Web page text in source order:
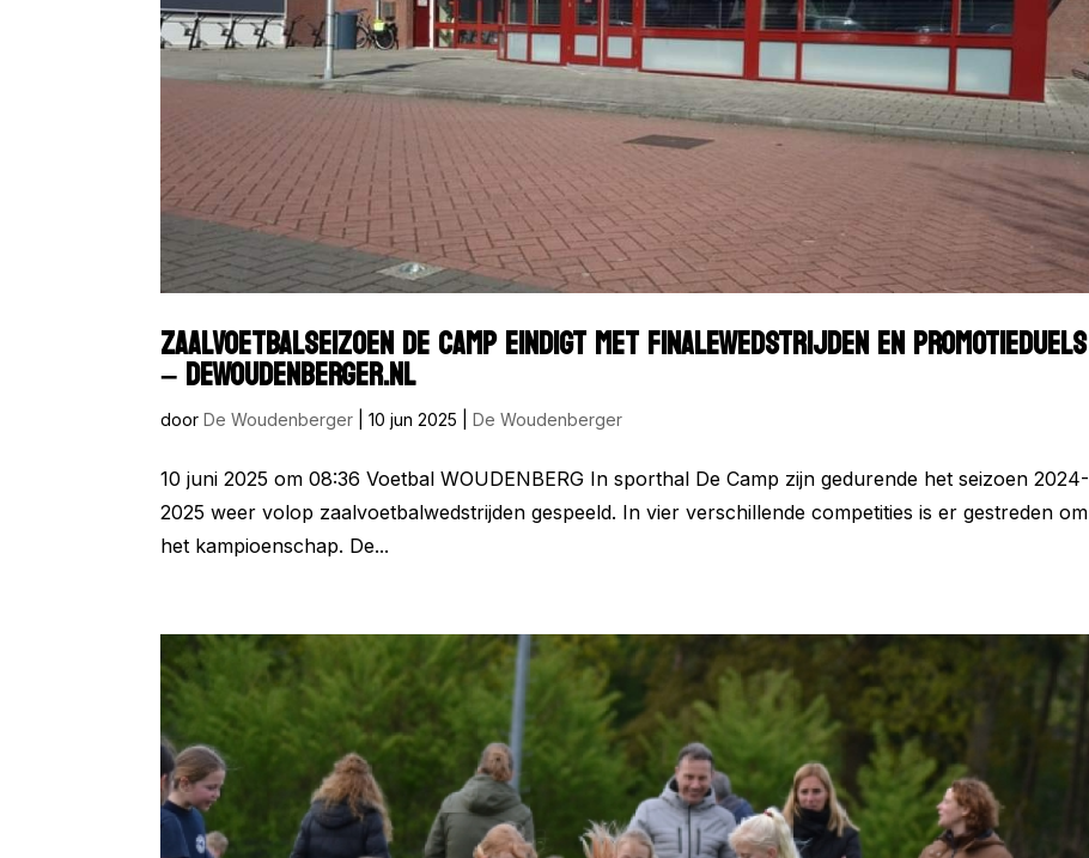
ZAALVOETBALSEIZOEN DE CAMP EINDIGT MET FINALEWEDSTRIJDEN EN PROMOTIEDUELS
– DEWOUDENBERGER.NL
doorDe Woudenberger |10 jun 2025 |De Woudenberger
10 juni 2025 om 08:36 Voetbal WOUDENBERG In sporthal De Camp zijn gedurende het seizoen 2024-
2025 weer volop zaalvoetbalwedstrijden gespeeld. In vier verschillende competities is er gestreden om
het kampioenschap. De...